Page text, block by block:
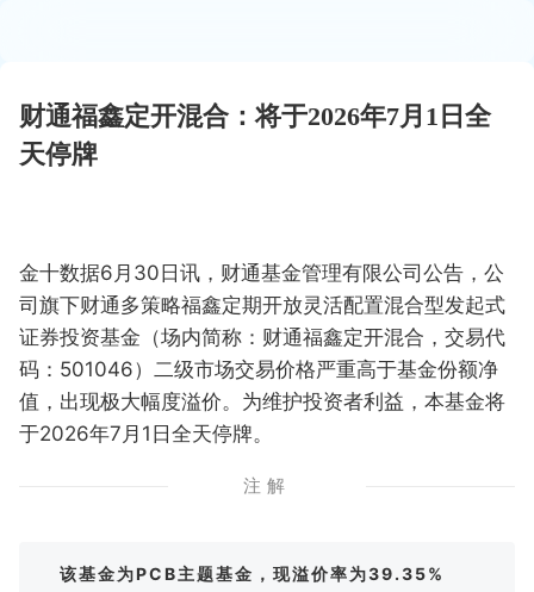
财通福鑫定开混合：将于2026年7月1日全
天停牌
金十数据6月30日讯，财通基金管理有限公司公告，公
司旗下财通多策略福鑫定期开放灵活配置混合型发起式
证券投资基金（场内简称：财通福鑫定开混合，交易代
码：501046）二级市场交易价格严重高于基金份额净
值，出现极大幅度溢价。为维护投资者利益，本基金将
于2026年7月1日全天停牌。
注解
该基金为PCB主题基金，现溢价率为39.35%